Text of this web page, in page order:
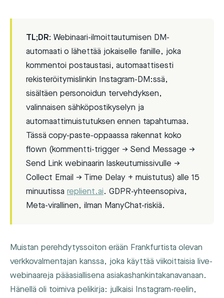
TL;DR: Webinaari-ilmoittautumisen DM-
automaati o lähettää jokaiselle fanille, joka
kommentoi postaustasi, automaattisesti
rekisteröitymislinkin Instagram-DM:ssä,
sisältäen personoidun tervehdyksen,
valinnaisen sähköpostikyselyn ja
automaattimuistutuksen ennen tapahtumaa.
Tässä copy-paste-oppaassa rakennat koko
flown (kommentti-trigger → Send Message →
Send Link webinaarin laskeutumissivulle →
Collect Email → Time Delay + muistutus) alle 15
minuutissa replient.ai. GDPR-yhteensopiva,
Meta-virallinen, ilman ManyChat-riskiä.
Muistan perehdytyssoiton erään Frankfurtista olevan
verkkovalmentajan kanssa, joka käyttää viikoittaisia live-
webinaareja pääasiallisena asiakashankintakanavanaan.
Hänellä oli toimiva pelikirja: julkaisi Instagram-reelin,